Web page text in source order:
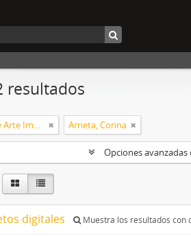
resultados
Colección de Publicaciones de Arte Impreso Arrieta, Corina
Opciones
digitales Muestra los resultados con